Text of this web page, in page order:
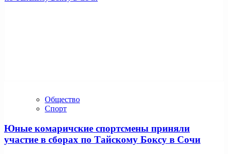
Общество
Спорт
Юные комаричские спортсмены приняли
участие в сборах по Тайскому Боксу в Сочи